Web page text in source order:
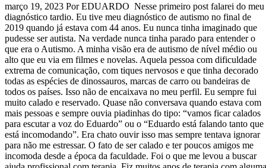
março 19, 2023 Por EDUARDO Nesse primeiro post falarei do meu
diagnóstico tardio. Eu tive meu diagnóstico de autismo no final de
2019 quando já estava com 44 anos. Eu nunca tinha imaginado que
pudesse ser autista. Na verdade nunca tinha parado para entender o
que era o Autismo. A minha visão era de autismo de nível médio ou
alto que eu via em filmes e novelas. Aquela pessoa com dificuldade
extrema de comunicação, com tiques nervosos e que tinha decorado
todas as espécies de dinossauros, marcas de carro ou bandeiras de
todos os países. Isso não de encaixava no meu perfil. Eu sempre fui
muito calado e reservado. Quase não conversava quando estava com
mais pessoas e sempre ouvia piadinhas do tipo: “vamos ficar calados
para escutar a voz do Eduardo” ou o “Eduardo está falando tanto que
está incomodando”. Era chato ouvir isso mas sempre tentava ignorar
para não me estressar. O fato de ser calado e ter poucos amigos me
incomoda desde a época da faculdade. Foi o que me levou a buscar